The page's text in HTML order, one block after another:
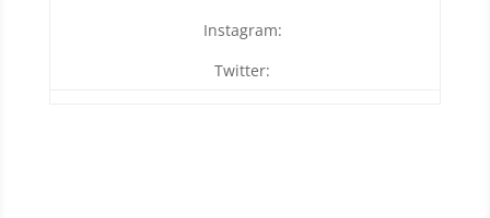
Instagram:
Twitter: